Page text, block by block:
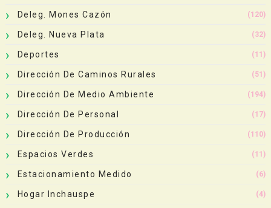
Deleg. Mones Cazón (120)
Deleg. Nueva Plata (32)
Deportes (11)
Dirección De Caminos Rurales (51)
Dirección De Medio Ambiente (194)
Dirección De Personal (17)
Dirección De Producción (110)
Espacios Verdes (11)
Estacionamiento Medido (6)
Hogar Inchauspe (4)